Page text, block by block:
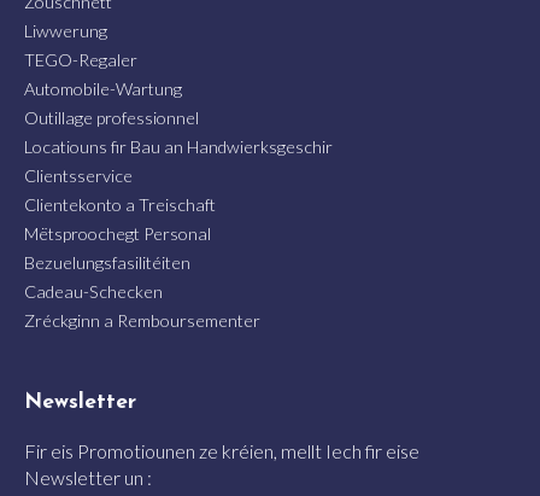
Liwwerung
TEGO-Regaler
Automobile-Wartung
Outillage professionnel
Locatiouns fir Bau an Handwierksgeschir
Clientsservice
Clientekonto a Treischaft
Mëtsproochegt Personal
Bezuelungsfasilitéiten
Cadeau-Schecken
Zréckginn a Remboursementer
Newsletter
Fir eis Promotiounen ze kréien, mellt Iech fir eise
Newsletter un :